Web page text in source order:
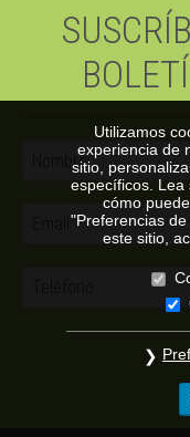
Utilizamos
experiencia de
sitio,
específicos. Lea
cómo
"Preferencias
este sitio,